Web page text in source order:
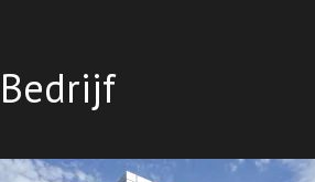
Bedrijf